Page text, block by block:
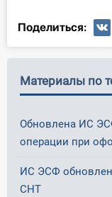
Поделиться:
Материалы по
Обновлена ИС
операции при
ИС ЭСФ
СНТ